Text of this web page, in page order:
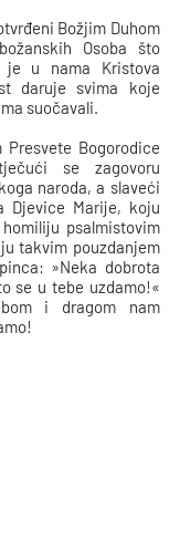
Božjim Duhom
Osoba što
je u nama Kristova
daruje svima koje
suočavali.
Bogorodice
se zagovoru
naroda, a slaveći
Djevice Marije, koju
psalmistovim
takvim pouzdanjem
»Neka dobrota
se u tebe uzdamo!«
i dragom nam